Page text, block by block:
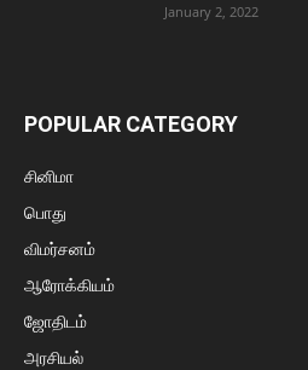
January 2, 2022
POPULAR CATEGORY
சினிமா
பொது
விமர்சனம்
ஆரோக்கியம்
ஜோதிடம்
அரசியல்